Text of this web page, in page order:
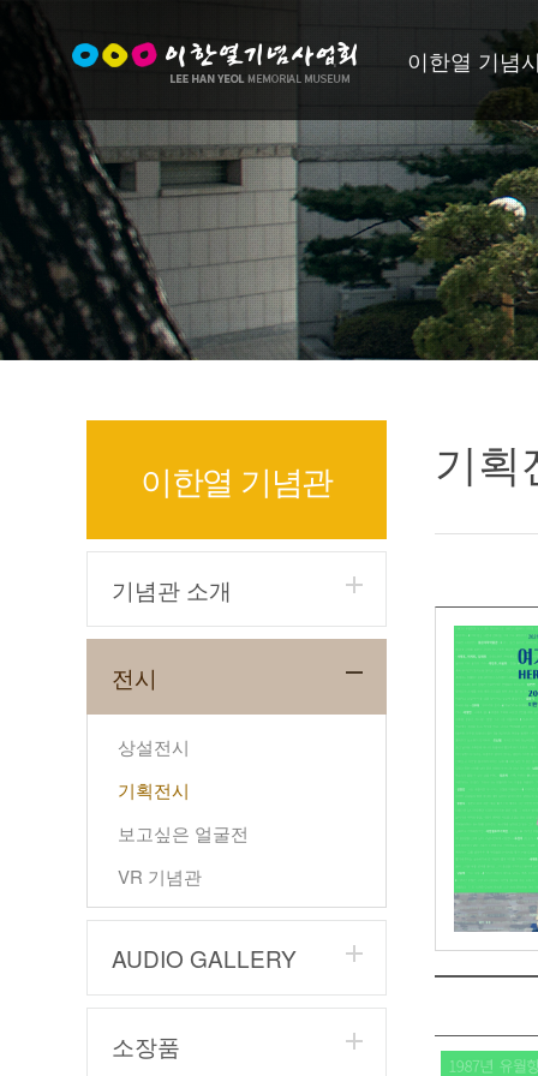
이한열 기념
이한열 기념관
기념관 소개
전시
상설전시
기획전시
보고싶은 얼굴전
VR 기념관
AUDIO GALLERY
소장품
기획